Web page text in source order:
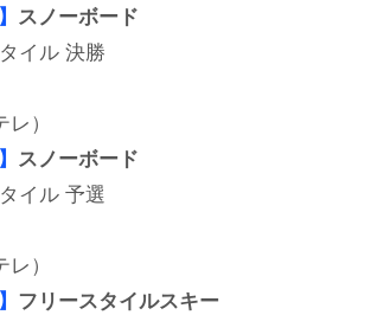
スノーボード
イル 決勝
）
スノーボード
イル 予選
）
フリースタイルスキー